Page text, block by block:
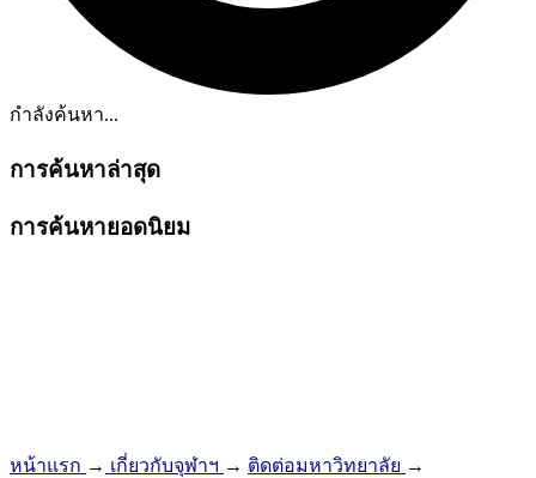
กำลังค้นหา...
การค้นหาล่าสุด
การค้นหายอดนิยม
หน้าแรก → เกี่ยวกับจุฬาฯ → ติดต่อมหาวิทยาลัย →